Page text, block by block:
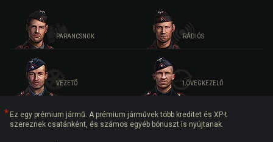
PARANCSNOK RÁDIÓS
VEZETŐ LÖVEGKEZELŐ
Ez egy prémium jármű. A prémium járművek több kreditet és XP-t
szereznek csatánként, és számos egyéb bónuszt is nyújtanak.